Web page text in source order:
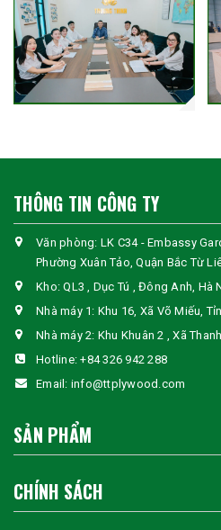
THÔNG TIN CÔNG TY
Văn phòng: LK C34 - Embassy
Phường Xuân Tảo, Quận Bắc Từ
Kho: QL3 , Dục Tú , Đông Anh, Hà
Nhà máy 1: Khu 16, Xã Võ Miếu,
Nhà máy 2: Khu Khuân 2 , Xã
Hotline:+84 326 942 288
Email: info@ttplywood.com
SẢN PHẨM
CHÍNH SÁCH